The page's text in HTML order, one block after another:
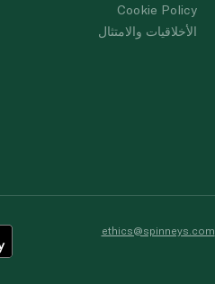
Cookie Policy
الأخلاقيات والامتثال
ethics@spinneys.com